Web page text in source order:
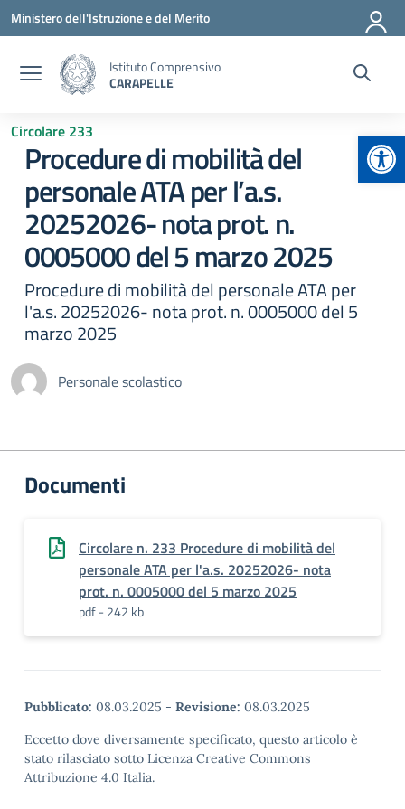
Vai ai contenuti
Vai al menu di navigazione
Vai al footer
Ministero dell'Istruzione e del Merito
Istituto Comprensivo
CARAPELLE
Circolare 233
Procedure di mobilità del
personale ATA per l’a.s.
20252026- nota prot. n.
0005000 del 5 marzo 2025
Procedure di mobilità del personale ATA per
l'a.s. 20252026- nota prot. n. 0005000 del 5
marzo 2025
Personale scolastico
Documenti
Circolare n. 233 Procedure di mobilità del
personale ATA per l'a.s. 20252026- nota
prot. n. 0005000 del 5 marzo 2025
pdf - 242 kb
Pubblicato: 08.03.2025 - Revisione: 08.03.2025
Eccetto dove diversamente specificato, questo articolo è
stato rilasciato sotto Licenza Creative Commons
Attribuzione 4.0 Italia.